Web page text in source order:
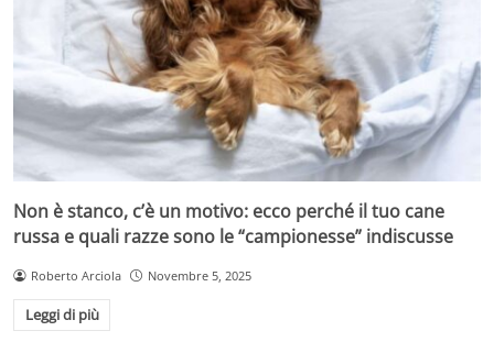
Non è stanco, c’è un motivo: ecco perché il tuo cane
russa e quali razze sono le “campionesse” indiscusse
Roberto Arciola Novembre 5, 2025
Leggi di più